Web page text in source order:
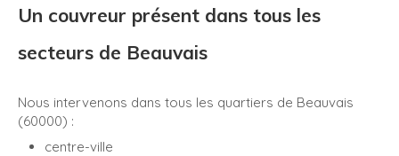
Un couvreur présent dans tous les
secteurs de Beauvais
Nous intervenons dans tous les quartiers de Beauvais
(60000) :
centre-ville